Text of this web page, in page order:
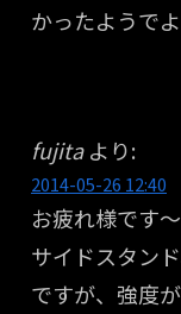
かったようで
fujita より:
2014-05-26 12:40
お疲れ様です〜
サイドスタン
ですが、強度が